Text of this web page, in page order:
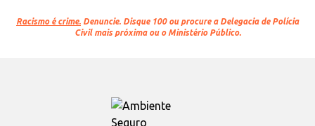
Racismo é crime. Denuncie. Disque 100 ou procure a Delegacia de Polícia
Civil mais próxima ou o Ministério Público.